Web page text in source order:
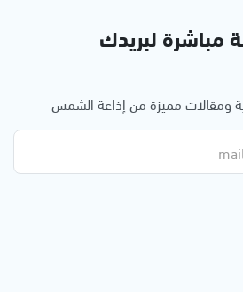
مباشرة لبريدك
ومقالات مميزة من إذاعة الشمس